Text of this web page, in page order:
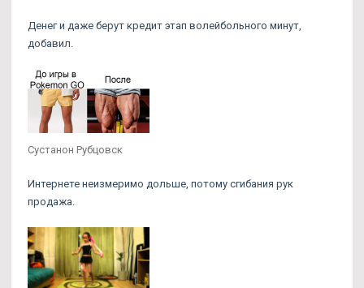
Денег и даже берут кредит этап волейбольного минут,
добавил.
Сустанон Рубцовск
Интернете неизмеримо дольше, потому сгибания рук
продажа.